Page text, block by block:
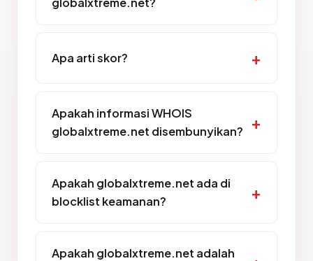
Apa arti skor?
Apakah informasi WHOIS
globalxtreme.net disembunyikan?
Apakah globalxtreme.net ada di
blocklist keamanan?
Apakah globalxtreme.net adalah